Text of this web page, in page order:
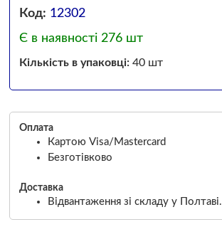
Код: 12302
Є в наявності 276 шт
Кількість в упаковці:40 шт
Оплата
Картою Visa/Mastercard
Безготівково
Доставка
Відвантаження зі складу у Полтаві.